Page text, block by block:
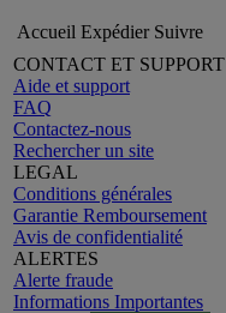
Accueil Expédier Suivre
CONTACT ET SUPPORT
Aide et support
FAQ
Contactez-nous
Rechercher un site
LEGAL
Conditions générales
Garantie Remboursement
Avis de confidentialité
ALERTES
Alerte fraude
Informations Importantes